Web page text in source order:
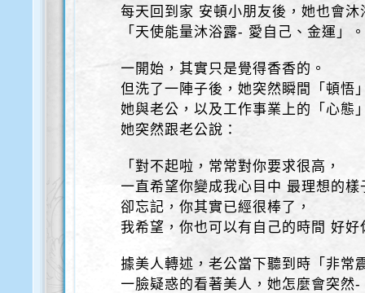
每天回到家 安頓小朋友後，她也會沐
「天使能量沐浴露- 愛自己、金運」
一開始，其實只是覺得香香的。
但洗了一陣子後，她突然瞬間「頓悟
她與老公，以及工作事業上的「心態
她突然跟老公說：
「對不起啦，常常對你要求很高，
一直希望你變成我心目中 最理想的樣
卻忘記，你其實已經很棒了，
我希望，你也可以有自己的時間 好好
據美人轉述，老公當下聽到時「非常
一臉疑惑的看著美人，她怎麼會突然-